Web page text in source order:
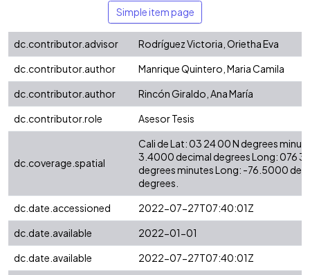
Simple item page
dc.contributor.advisor
Rodríguez Victoria, Orietha Eva
dc.contributor.author
Manrique Quintero, Maria Camila
dc.contributor.author
Rincón Giraldo, Ana María
dc.contributor.role
Asesor Tesis
dc.coverage.spatial
Cali de Lat: 03 24 00 N degrees
3.4000 decimal degrees Long: 076
degrees minutes Long: -76.5000
degrees.
dc.date.accessioned
2022-07-27T07:40:01Z
dc.date.available
2022-01-01
dc.date.available
2022-07-27T07:40:01Z